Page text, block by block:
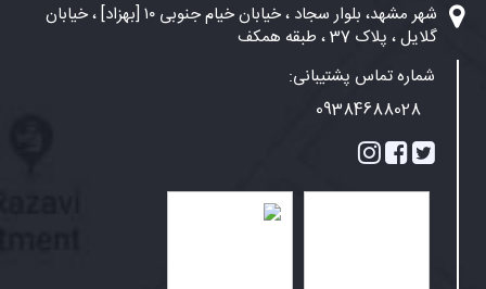
شهر مشهد، بلوار سجاد ، خیابان خیام جنوبی ۱۰ [بهزاد] ، خیابان
گلایل ، پلاک 37 ، طبقه همکف
شماره تماس پشتیبانی:
09384688028